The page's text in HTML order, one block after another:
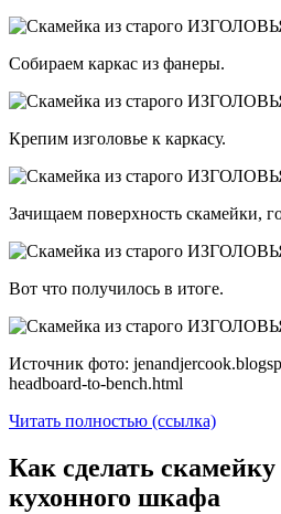
Собираем каркас из фанеры.
Крепим изголовье к каркасу.
Зачищаем поверхность скамейки,
Вот что получилось в итоге.
Источник фото:
headboard-to-bench.html
Читать полностью (ссылка)
Как сделать
кухонного шкафа